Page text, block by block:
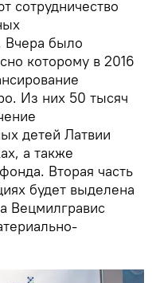
сотрудничество
Вчера было
которому в 2016
Из них 50 тысяч
детей Латвии
а также
Вторая часть
будет выделена
Вецмилгравис